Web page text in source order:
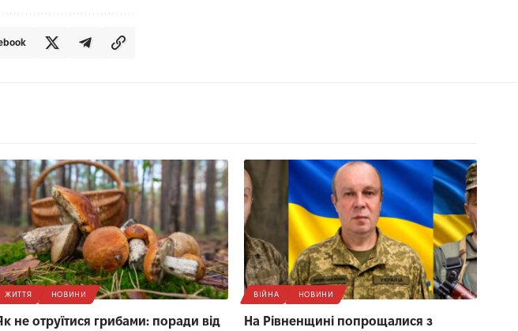
ЖИТТЯ НОВИНИ
не отруїтися грибами: поради від
ВІЙНА НОВИНИ
На Рівненщині попрощалися з